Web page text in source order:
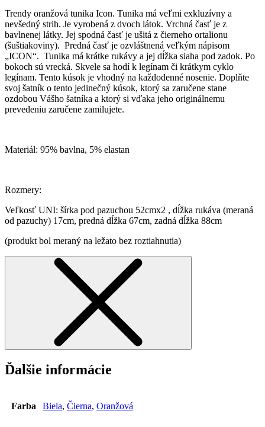
Trendy oranžová tunika Icon. Tunika má veľmi exkluzívny a
nevšedný strih. Je vyrobená z dvoch látok. Vrchná časť je z
bavlnenej látky. Jej spodná časť je ušitá z čierneho ortalionu
(šuštiakoviny). Predná časť je ozvláštnená veľkým nápisom
„ICON“. Tunika má krátke rukávy a jej dĺžka siaha pod zadok. Po
bokoch sú vrecká. Skvele sa hodí k legínam či krátkym cyklo
legínam. Tento kúsok je vhodný na každodenné nosenie. Doplňte
svoj šatník o tento jedinečný kúsok, ktorý sa zaručene stane
ozdobou Vášho šatníka a ktorý si vďaka jeho originálnemu
prevedeniu zaručene zamilujete.
Materiál: 95% bavlna, 5% elastan
Rozmery:
Veľkosť UNI: šírka pod pazuchou 52cmx2 , dĺžka rukáva (meraná
od pazuchy) 17cm, predná dĺžka 67cm, zadná dĺžka 88cm
(produkt bol meraný na ležato bez roztiahnutia)
Ďalšie informácie
Farba Biela, Čierna, Oranžová